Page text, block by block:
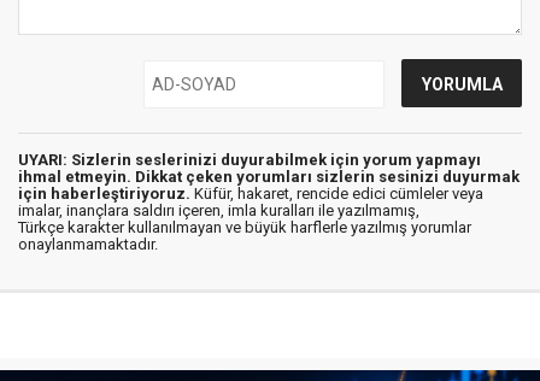
UYARI: Sizlerin seslerinizi duyurabilmek için yorum yapmayı
ihmal etmeyin. Dikkat çeken yorumları sizlerin sesinizi duyurmak
için haberleştiriyoruz. Küfür, hakaret, rencide edici cümleler veya
imalar, inançlara saldırı içeren, imla kuralları ile yazılmamış,
Türkçe karakter kullanılmayan ve büyük harflerle yazılmış yorumlar
onaylanmamaktadır.